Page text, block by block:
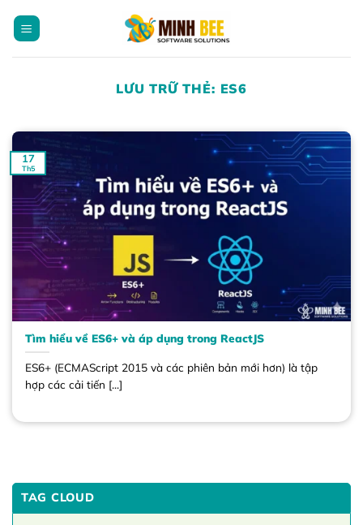
qua
LƯU TRỮ THẺ: ES6
Tìm hiểu về ES6+ và áp dụng trong ReactJS
ES6+ (ECMAScript 2015 và các phiên bản mới hơn) là tập
hợp các cải tiến [...]
17
Th5
TAG CLOUD